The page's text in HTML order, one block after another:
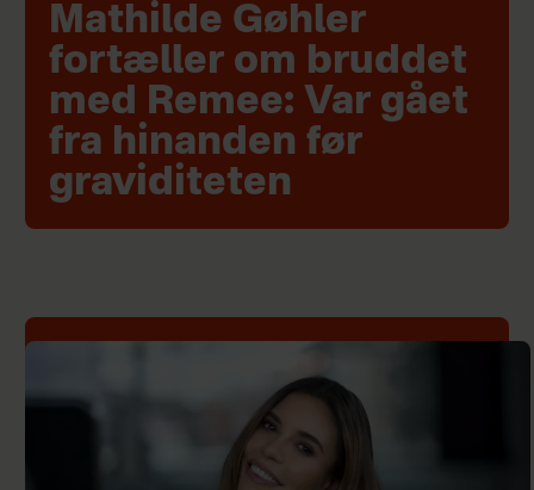
Mathilde Gøhler
fortæller om bruddet
med Remee: Var gået
fra hinanden før
graviditeten